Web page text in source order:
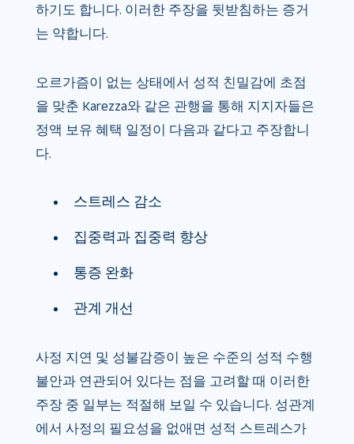
하기도 합니다. 이러한 주장을 뒷받침하는 증거
는 약합니다.
오르가즘이 없는 상태에서 성적 친밀감에 초점
을 맞춘 Karezza와 같은 관행을 통해 지지자들은
정액 보유 혜택 일정이 다음과 같다고 주장합니
다.
스트레스 감소
집중력과 집중력 향상
통증 완화
관계 개선
사정 지연 및 성불감증이 높은 수준의 성적 수행
불안과 연관되어 있다는 점을 고려할 때 이러한
주장 중 일부는 적절해 보일 수 있습니다. 성관계
에서 사정의 필요성을 없애면 성적 스트레스가